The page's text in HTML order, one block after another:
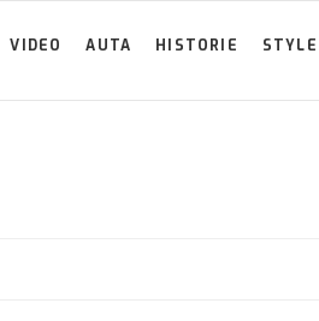
VIDEO AUTA HISTORIE STYLE